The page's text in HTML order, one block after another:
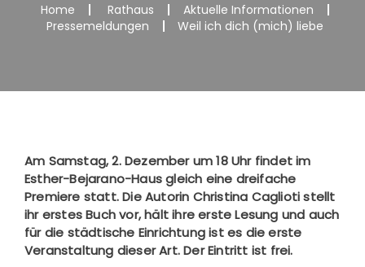
Home Rathaus
Aktuelle Informationen
Pressemeldungen
Weil ich dich (mich) liebe
Am Samstag, 2. Dezember um 18 Uhr findet im
Esther-Bejarano-Haus gleich eine dreifache
Premiere statt. Die Autorin Christina Caglioti stellt
ihr erstes Buch vor, hält ihre erste Lesung und auch
für die städtische Einrichtung ist es die erste
Veranstaltung dieser Art. Der Eintritt ist frei.